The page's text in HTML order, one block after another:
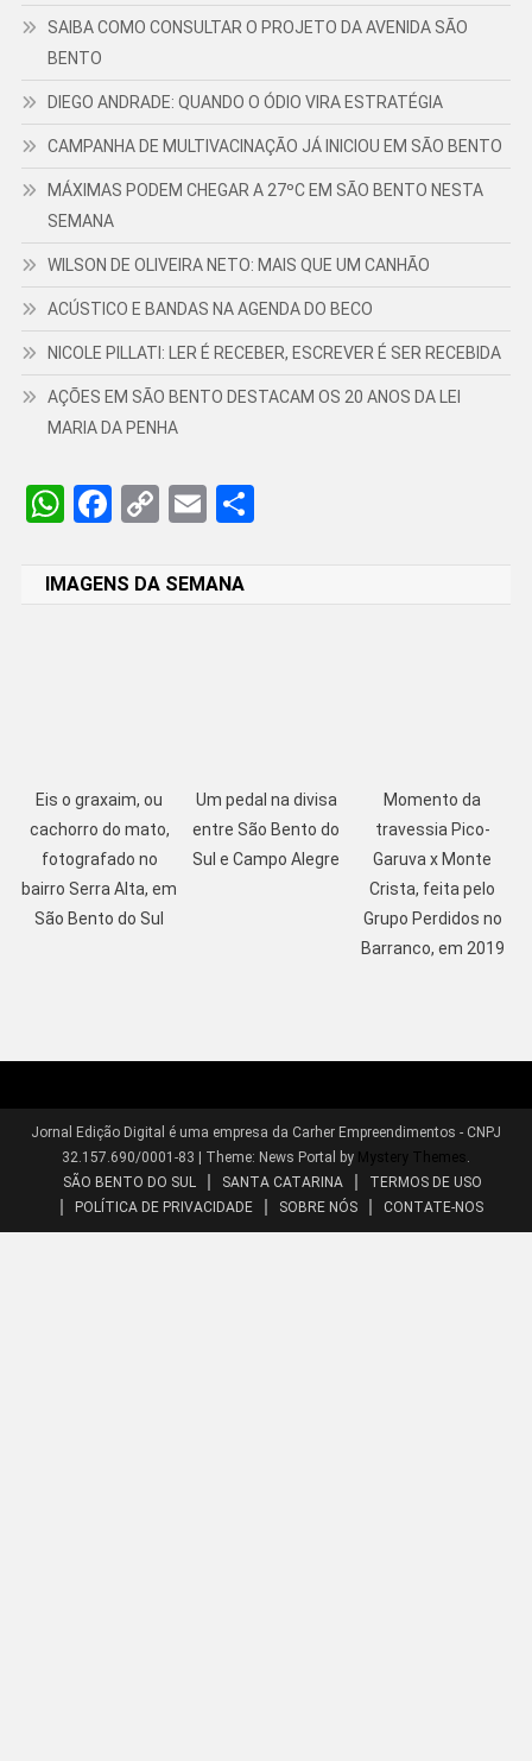
SAIBA COMO CONSULTAR O PROJETO DA AVENIDA SÃO
BENTO
DIEGO ANDRADE: QUANDO O ÓDIO VIRA ESTRATÉGIA
CAMPANHA DE MULTIVACINAÇÃO JÁ INICIOU EM SÃO BENTO
MÁXIMAS PODEM CHEGAR A 27ºC EM SÃO BENTO NESTA
SEMANA
WILSON DE OLIVEIRA NETO: MAIS QUE UM CANHÃO
ACÚSTICO E BANDAS NA AGENDA DO BECO
NICOLE PILLATI: LER É RECEBER, ESCREVER É SER RECEBIDA
AÇÕES EM SÃO BENTO DESTACAM OS 20 ANOS DA LEI
MARIA DA PENHA
WhatsApp
Facebook
CopyEmailShare
IMAGENS DA SEMANA
Eis o graxaim, ou
cachorro do mato,
fotografado no
bairro Serra Alta, em
São Bento do Sul
Um pedal na divisa
entre São Bento do
Sul e Campo Alegre
Momento da
travessia Pico-
Garuva x Monte
Crista, feita pelo
Grupo Perdidos no
Barranco, em 2019
Jornal Edição Digital é uma empresa da Carher Empreendimentos - CNPJ
32.157.690/0001-83
Theme: News Portal by Mystery Themes .
SÃO BENTO DO SUL
SANTA CATARINA
TERMOS DE USO
POLÍTICA DE PRIVACIDADE
SOBRE NÓS CONTATE-NOS